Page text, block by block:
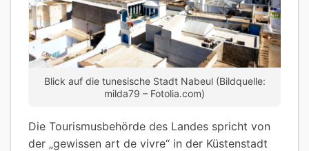
Blick auf die tunesische Stadt Nabeul (Bildquelle:
milda79 – Fotolia.com)
Die Tourismusbehörde des Landes spricht von
der „gewissen art de vivre“ in der Küstenstadt